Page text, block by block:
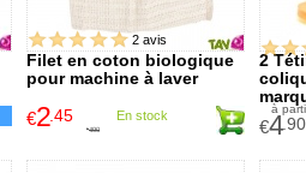
Filet en coton biologique
pour machine à laver
€4.90
€2.45 En stock
2 avis
2
à
€4 .90